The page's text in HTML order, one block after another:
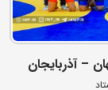
– آذربایجان